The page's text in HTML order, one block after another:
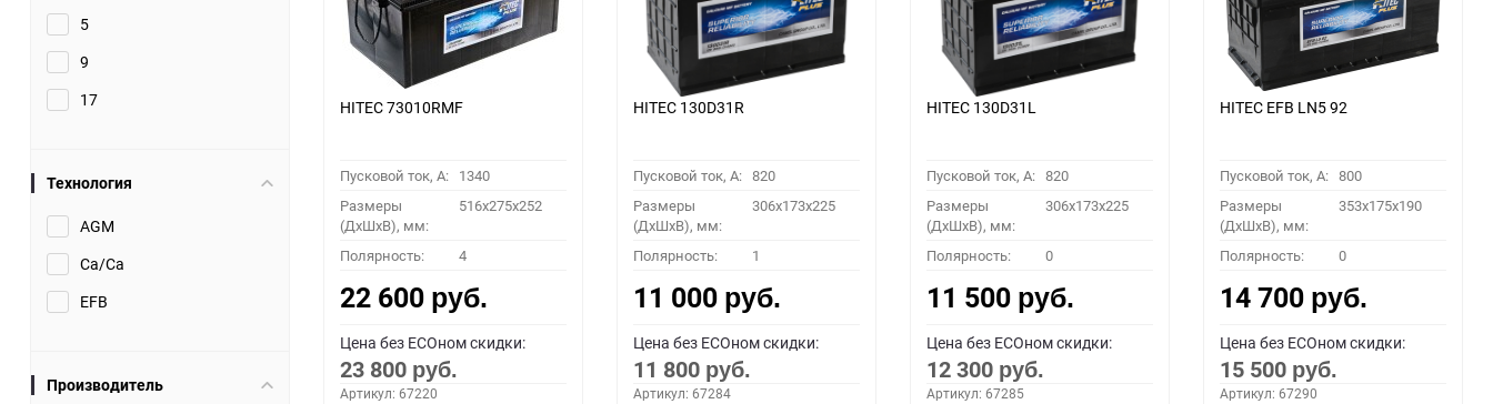
5
9
17
Технология
AGM
Ca/Ca
EFB
Производитель
HITEC 73010RMF
Пусковой ток, A: 1340
Размеры
(ДхШхВ), мм:
516x275x252
Полярность: 4
22 600 руб.
Цена без ECOном скидки:
23 800 руб.
Артикул: 67220
HITEC 130D31R
Пусковой ток, A: 820
Размеры
(ДхШхВ), мм:
306x173x225
Полярность: 1
11 000 руб.
Цена без ECOном скидки:
11 800 руб.
Артикул: 67284
HITEC 130D31L
Пусковой ток, A: 820
Размеры
(ДхШхВ), мм:
306x173x225
Полярность: 0
11 500 руб.
Цена без ECOном скидки:
12 300 руб.
Артикул: 67285
HITEC EFB LN5 92
Пусковой ток, A: 800
Размеры
(ДхШхВ), мм:
353x175x190
Полярность: 0
14 700 руб.
Цена без ECOном скидки:
15 500 руб.
Артикул: 67290